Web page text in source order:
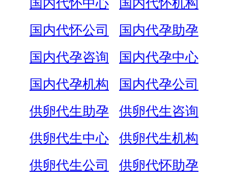
国内代怀中心
国内代怀机构
国内代怀公司
国内代孕助孕
国内代孕咨询
国内代孕中心
国内代孕机构
国内代孕公司
供卵代生助孕
供卵代生咨询
供卵代生中心
供卵代生机构
供卵代生公司
供卵代怀助孕